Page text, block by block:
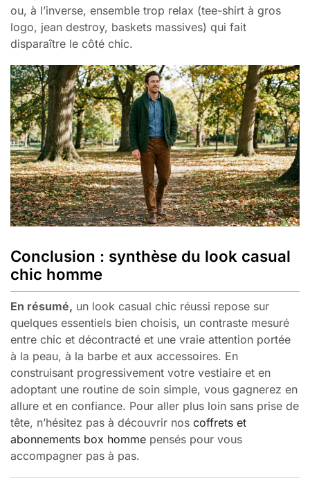
ou, à l’inverse, ensemble trop relax (tee-shirt à gros
logo, jean destroy, baskets massives) qui fait
disparaître le côté chic.
Conclusion : synthèse du look casual
chic homme
En résumé, un look casual chic réussi repose sur
quelques essentiels bien choisis, un contraste mesuré
entre chic et décontracté et une vraie attention portée
à la peau, à la barbe et aux accessoires. En
construisant progressivement votre vestiaire et en
adoptant une routine de soin simple, vous gagnerez en
allure et en confiance. Pour aller plus loin sans prise de
tête, n’hésitez pas à découvrir nos coffrets et
abonnements box homme pensés pour vous
accompagner pas à pas.